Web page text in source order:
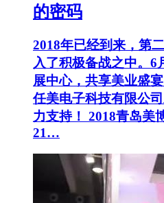
的密码
2018年已经到来，第
入了积极备战之中。6
展中心，共享美业盛
任美电子科技有限公
力支持！ 2018青岛美
21…